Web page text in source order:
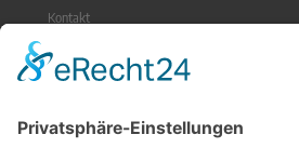
Kontakt
Sitemap
Widerrufsrecht